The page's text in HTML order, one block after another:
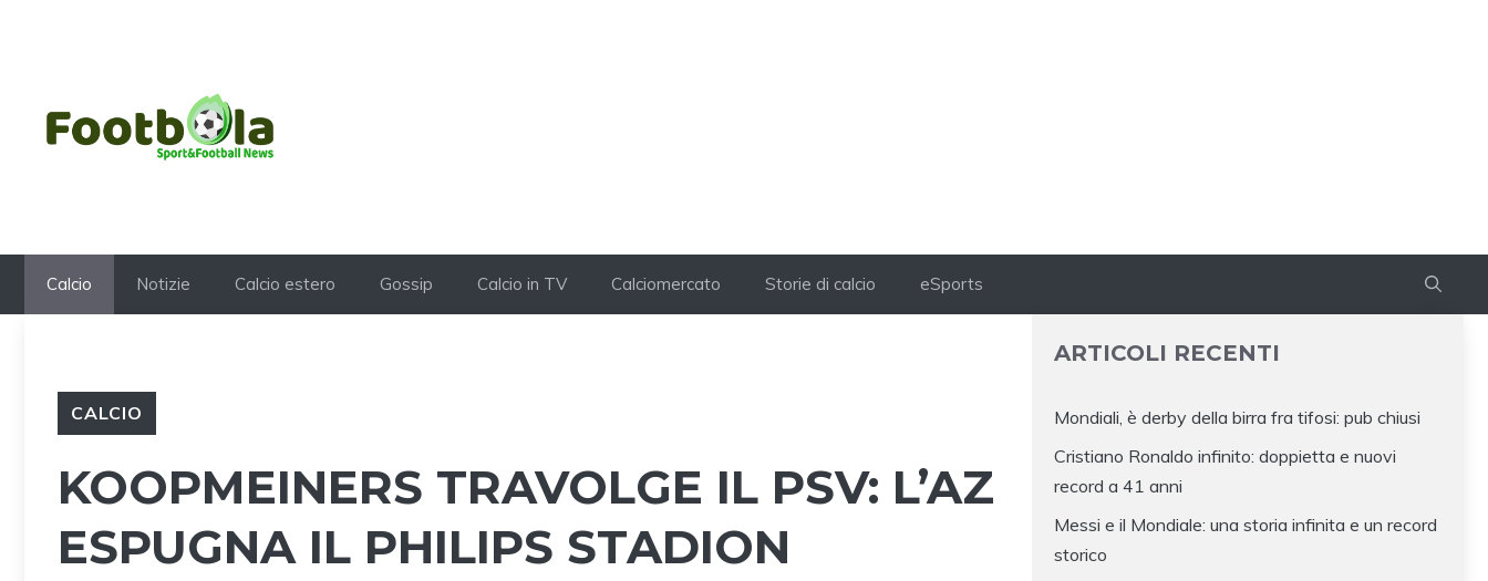
Calcio Notizie Calcio estero Gossip Calcio in TV Calciomercato Storie di calcio eSports
CALCIO
KOOPMEINERS TRAVOLGE IL PSV: L’AZ
ESPUGNA IL PHILIPS STADION
ARTICOLI RECENTI
Mondiali, è derby della birra fra tifosi: pub chiusi
Cristiano Ronaldo infinito: doppietta e nuovi
record a 41 anni
Messi e il Mondiale: una storia infinita e un record
storico